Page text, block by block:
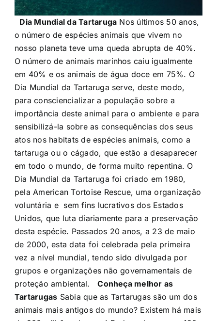
Dia Mundial da Tartaruga Nos últimos 50 anos,
o número de espécies animais que vivem no
nosso planeta teve uma queda abrupta de 40%.
O número de animais marinhos caiu igualmente
em 40% e os animais de água doce em 75%. O
Dia Mundial da Tartaruga serve, deste modo,
para consciencializar a população sobre a
importância deste animal para o ambiente e para
sensibilizá-la sobre as consequências dos seus
atos nos habitats de espécies animais, como a
tartaruga ou o cágado, que estão a desaparecer
em todo o mundo, de forma muito repentina. O
Dia Mundial da Tartaruga foi criado em 1980,
pelaAmerican Tortoise Rescue, uma organização
voluntária e sem fins lucrativos dos Estados
Unidos, que luta diariamente para a preservação
desta espécie. Passados 20 anos, a 23 de maio
de 2000, esta data foi celebrada pela primeira
vez a nível mundial, tendo sido divulgada por
grupos e organizações não governamentais de
proteção ambiental.Conheça melhor as
Tartarugas Sabia que as Tartarugas são um dos
animais mais antigos do mundo? Existem há mais